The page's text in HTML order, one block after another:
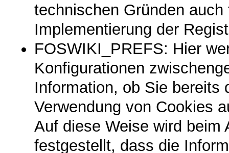
technischen Gründen
Implementierung der
FOSWIKI_PREFS: Hier
Konfigurationen
Information, ob Sie bereits
Verwendung von Cookies
Auf diese Weise wird beim
festgestellt, dass die